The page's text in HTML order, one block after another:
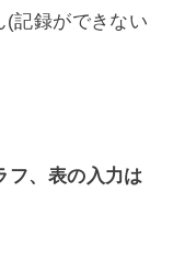
(記録ができない
フ、表の入力は